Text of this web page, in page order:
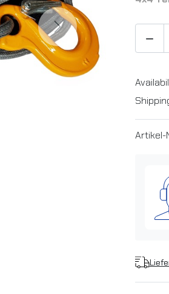
Next

Artikel-